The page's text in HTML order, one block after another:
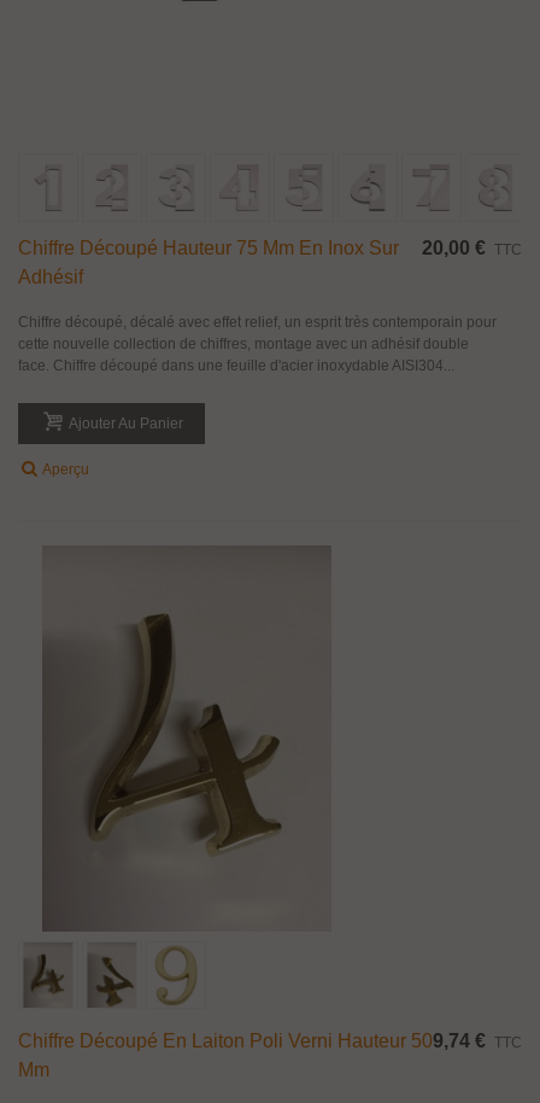
Chiffre Découpé Hauteur 75 Mm En Inox Sur
Adhésif
20,00 € TTC
Chiffre découpé, décalé avec effet relief, un esprit très contemporain pour
cette nouvelle collection de chiffres, montage avec un adhésif double
face. Chiffre découpé dans une feuille d'acier inoxydable AISI304...
Ajouter Au Panier
Aperçu
Chiffre Découpé En Laiton Poli Verni Hauteur 50
Mm
9,74 € TTC